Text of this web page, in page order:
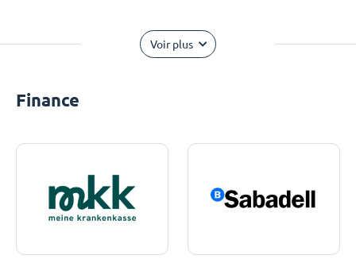
Voir plus
Finance